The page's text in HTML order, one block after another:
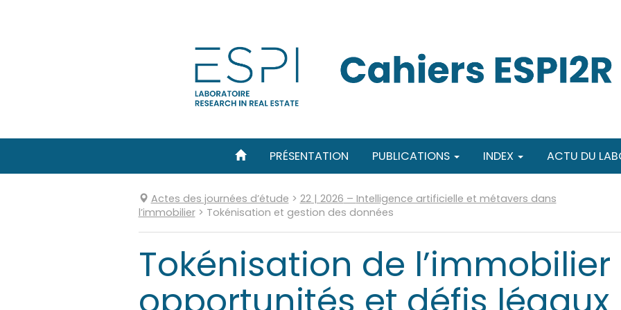
PRÉSENTATION PUBLICATIONS INDEX ACTU DU
Actes des journées d’étude > 22| 2026 – Intelligence artificielle et métavers dans
l’immobilier> Tokénisation et gestion des données
Tokénisation de l’immobilier